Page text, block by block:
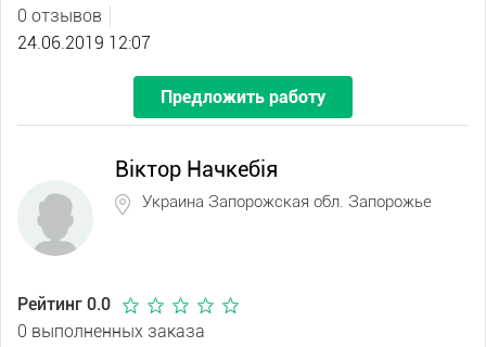
0 отзывов
24.06.2019 12:07
Предложить работу
Віктор Начкебія
Украина Запорожская обл. Запорожье
Рейтинг 0.0
0 выполненных заказа